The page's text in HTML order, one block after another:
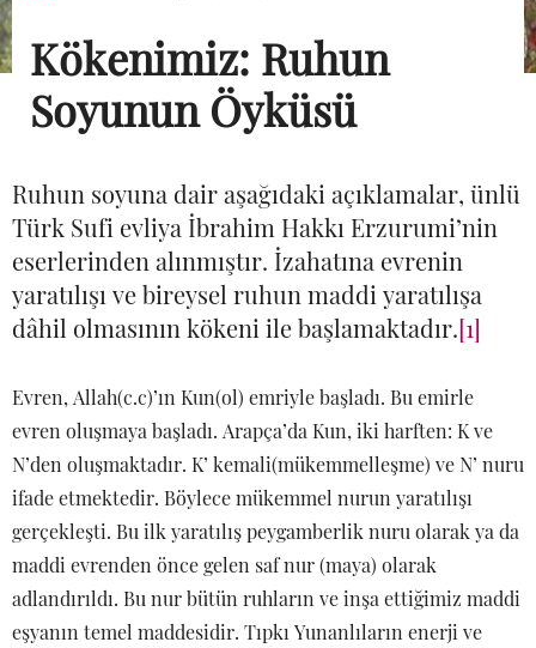
Kökenimiz: Ruhun
Soyunun Öyküsü
Ruhun soyuna dair aşağıdaki açıklamalar, ünlü
Türk Sufi evliya İbrahim Hakkı Erzurumi’nin
eserlerinden alınmıştır. İzahatına evrenin
yaratılışı ve bireysel ruhun maddi yaratılışa
dâhil olmasının kökeni ile başlamaktadır.[1]
Evren, Allah(c.c)’ın Kun(ol) emriyle başladı. Bu emirle
evren oluşmaya başladı. Arapça’da Kun, iki harften: K ve
N’den oluşmaktadır. K’ kemali(mükemmelleşme) ve N’ nuru
ifade etmektedir. Böylece mükemmel nurun yaratılışı
gerçekleşti. Bu ilk yaratılış peygamberlik nuru olarak ya da
maddi evrenden önce gelen saf nur (maya) olarak
adlandırıldı. Bu nur bütün ruhların ve inşa ettiğimiz maddi
eşyanın temel maddesidir. Tıpkı Yunanlıların enerji ve